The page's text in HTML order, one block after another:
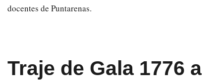
docentes de Puntarenas.
Traje de Gala 1776 a